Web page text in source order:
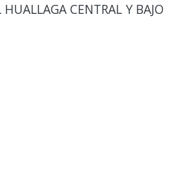
HUALLAGA CENTRAL Y BAJO